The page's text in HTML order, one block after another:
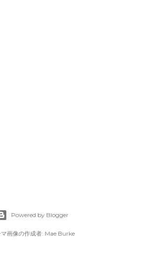
Powered by Blogger
画像の作成者: Mae Burke